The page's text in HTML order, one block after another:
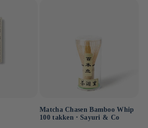
Matcha Chasen Bamboo Whip
100 takken ⋅ Sayuri & Co